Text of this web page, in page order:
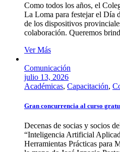
Como todos los años, el
La Loma para festejar el Día
de los dispositivos
colaboración. Queremos
Ver Más
Comunicación
julio 13, 2026
Académicas, Capacitación,
Gran concurrencia al curso
Decenas de socias y socios
“Inteligencia Artificial
Herramientas Prácticas para